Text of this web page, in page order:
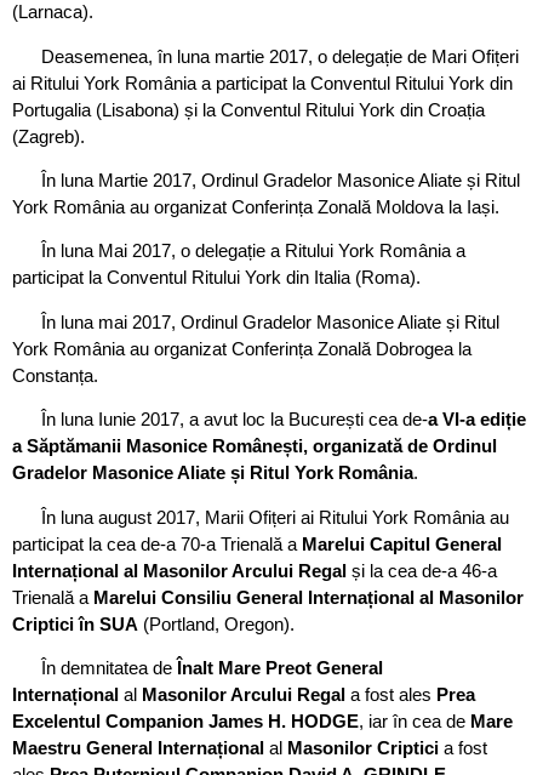
(Larnaca).
Deasemenea, în luna martie 2017, o delegație de Mari Ofițeri
ai Ritului York România a participat la Conventul Ritului York din
Portugalia (Lisabona) și la Conventul Ritului York din Croația
(Zagreb).
În luna Martie 2017, Ordinul Gradelor Masonice Aliate și Ritul
York România au organizat Conferința Zonală Moldova la Iași.
În luna Mai 2017, o delegație a Ritului York România a
participat la Conventul Ritului York din Italia (Roma).
În luna mai 2017, Ordinul Gradelor Masonice Aliate și Ritul
York România au organizat Conferința Zonală Dobrogea la
Constanța.
În luna Iunie 2017, a avut loc la București cea de-a VI-a ediție
a Săptămanii Masonice Românești, organizată de Ordinul
Gradelor Masonice Aliate și Ritul York România.
În luna august 2017, Marii Ofițeri ai Ritului York România au
participat la cea de-a 70-a Trienală a Marelui Capitul General
Internațional al Masonilor Arcului Regal și la cea de-a 46-a
Trienală a Marelui Consiliu General Internațional al Masonilor
Criptici în SUA (Portland, Oregon).
În demnitatea de Înalt Mare Preot General
Internațional al Masonilor Arcului Regal a fost ales Prea
Excelentul Companion James H. HODGE, iar în cea de Mare
Maestru General Internațional al Masonilor Criptici a fost